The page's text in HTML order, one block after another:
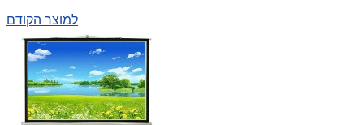
למוצר הקודם